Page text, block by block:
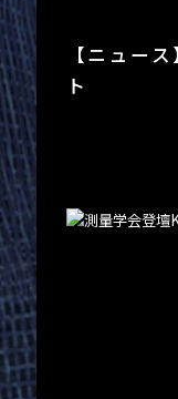
【ニュー
ト